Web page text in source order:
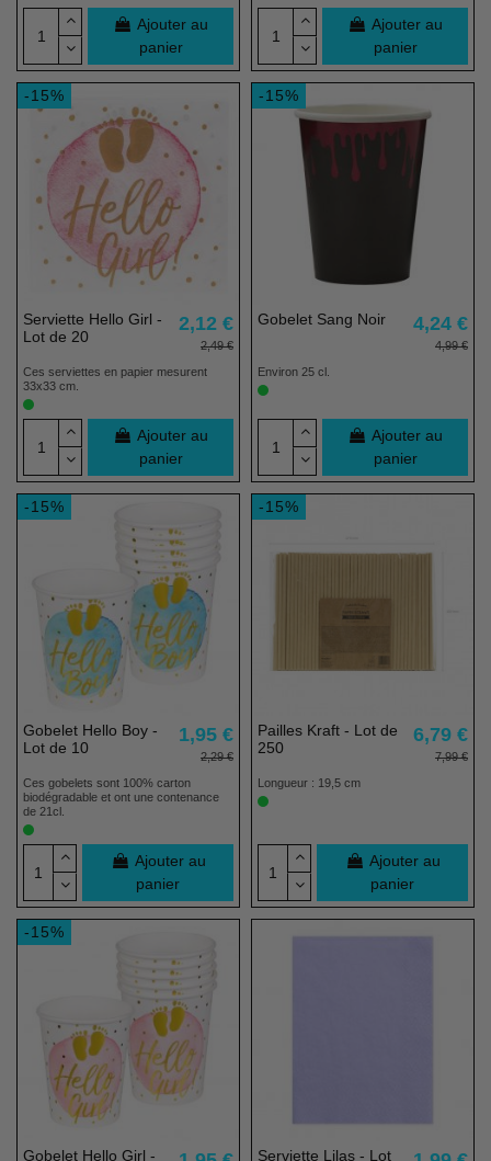
Ajouter au
panier
Ajouter au
panier
-15%
Serviette Hello Girl -
Lot de 20
2,12 €
2,49 €
Ces serviettes en papier mesurent
33x33 cm.
Ajouter au
panier
-15%
Gobelet Sang Noir 4,24 €
4,99 €
Environ 25 cl.
Ajouter au
panier
-15%
Gobelet Hello Boy -
Lot de 10
1,95 €
2,29 €
Ces gobelets sont 100% carton
biodégradable et ont une contenance
de 21cl.
Ajouter au
panier
-15%
Pailles Kraft - Lot de
250
6,79 €
7,99 €
Longueur : 19,5 cm
Ajouter au
panier
-15%
Gobelet Hello Girl -
Serviette Lilas - Lot